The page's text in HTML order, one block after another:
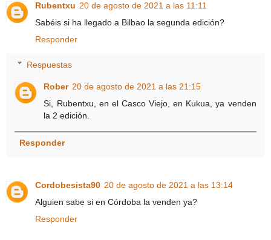
Rubentxu 20 de agosto de 2021 a las 11:11
Sabéis si ha llegado a Bilbao la segunda edición?
Responder
Respuestas
Rober 20 de agosto de 2021 a las 21:15
Si, Rubentxu, en el Casco Viejo, en Kukua, ya venden
la 2 edición.
Responder
Cordobesista90 20 de agosto de 2021 a las 13:14
Alguien sabe si en Córdoba la venden ya?
Responder